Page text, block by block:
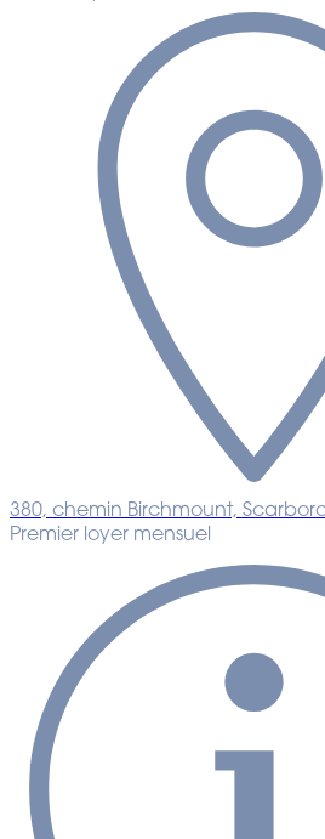
380, chemin Birchmount,
Premier loyer mensuel